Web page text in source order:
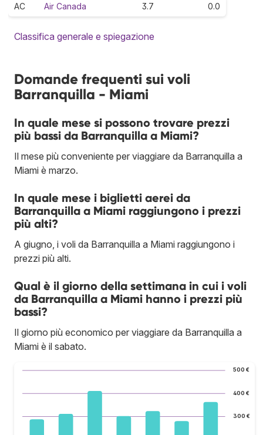
AC Air Canada 3.7 0.0
Classifica generale e spiegazione
Domande frequenti sui voli
Barranquilla - Miami
In quale mese si possono trovare prezzi
più bassi da Barranquilla a Miami?
Il mese più conveniente per viaggiare da Barranquilla a
Miami è marzo.
In quale mese i biglietti aerei da
Barranquilla a Miami raggiungono i prezzi
più alti?
A giugno, i voli da Barranquilla a Miami raggiungono i
prezzi più alti.
Qual è il giorno della settimana in cui i voli
da Barranquilla a Miami hanno i prezzi più
bassi?
Il giorno più economico per viaggiare da Barranquilla a
Miami è il sabato.
300 €
400 €
500 €